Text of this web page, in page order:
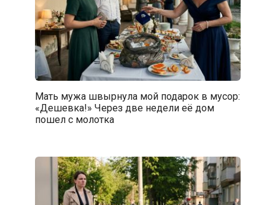
Мать мужа швырнула мой подарок в мусор:
«Дешевка!» Через две недели её дом
пошел с молотка